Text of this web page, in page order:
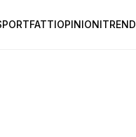
FATTIOPINIONITREND